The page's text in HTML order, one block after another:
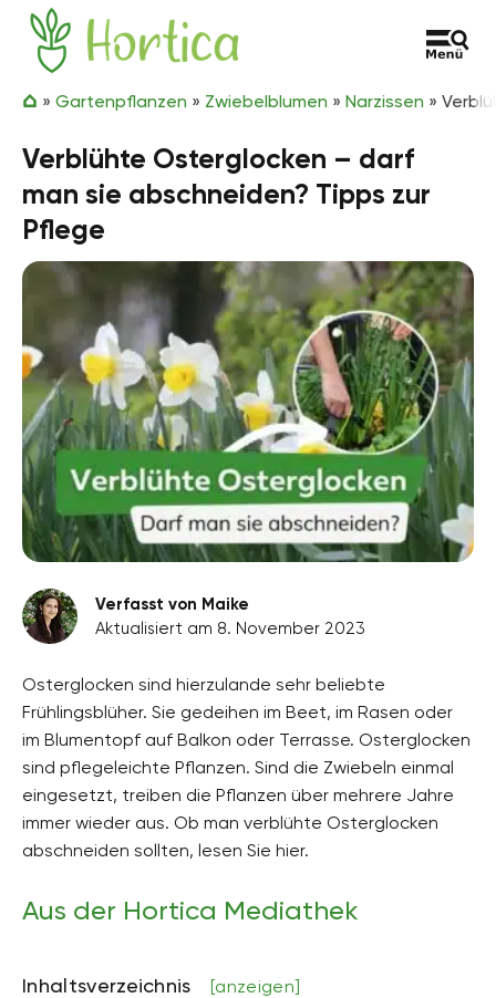
Zum Inhalt springen
Hortica
» Gartenpflanzen » Zwiebelblumen » Narzissen »
Verblühte Osterglocken – darf
man sie abschneiden? Tipps zur
Pflege
Verfasst von Maike
Aktualisiert am 8. November 2023
Osterglocken sind hierzulande sehr beliebte
Frühlingsblüher. Sie gedeihen im Beet, im Rasen oder
im Blumentopf auf Balkon oder Terrasse. Osterglocken
sind pflegeleichte Pflanzen. Sind die Zwiebeln einmal
eingesetzt, treiben die Pflanzen über mehrere Jahre
immer wieder aus. Ob man verblühte Osterglocken
abschneiden sollten, lesen Sie hier.
Aus der Hortica Mediathek
Inhaltsverzeichnis [anzeigen]